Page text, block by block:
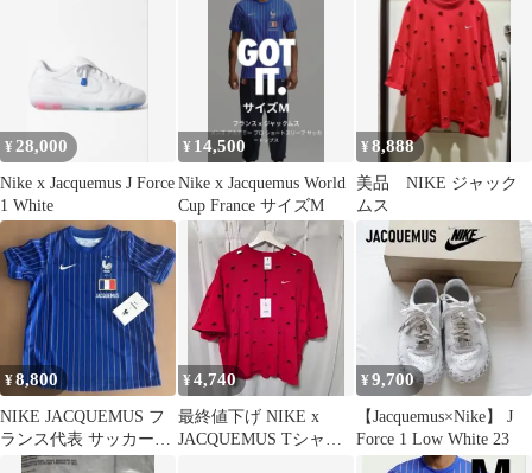
¥28,000
Nike x Jacquemus J Force
1 White
¥ 14,500
Nike x Jacquemus World
Cup France サイズM
¥8,888
美品 NIKE ジャック
ムス
¥8,800
NIKE JACQUEMUS フ
ランス代表 サッカーシ
ャツ M
¥4,740
最終値下げ NIKE x
JACQUEMUS Tシャツ
¥9,700
【Jacquemus×Nike】 J
Force 1 Low White 23